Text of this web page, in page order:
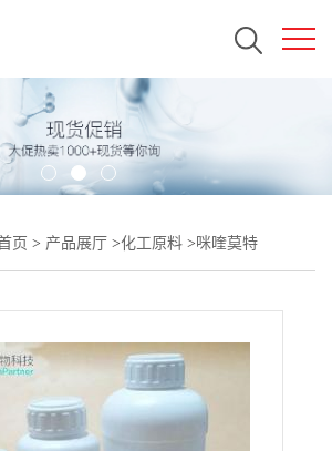
页 > 产品展厅 >化工原料 >咪喹莫特